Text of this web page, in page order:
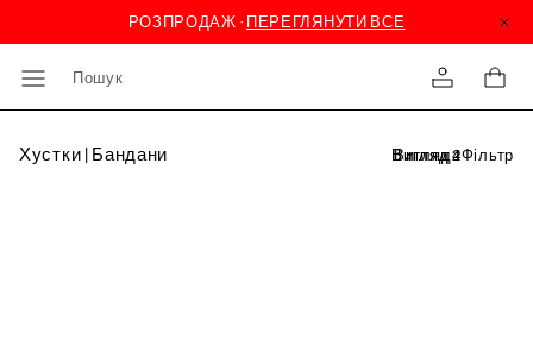
Пошук
Хустки | Бандани Фільтр